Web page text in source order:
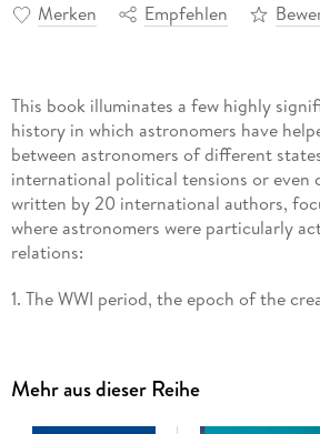
Merken Empfehlen
This book illuminates a few highly
history in which astronomers have
between astronomers of different
international political tensions or even
written by 20 international authors,
where astronomers were particularly
relations:
1. The WWI period, the epoch of the
Mehr aus dieser Reihe